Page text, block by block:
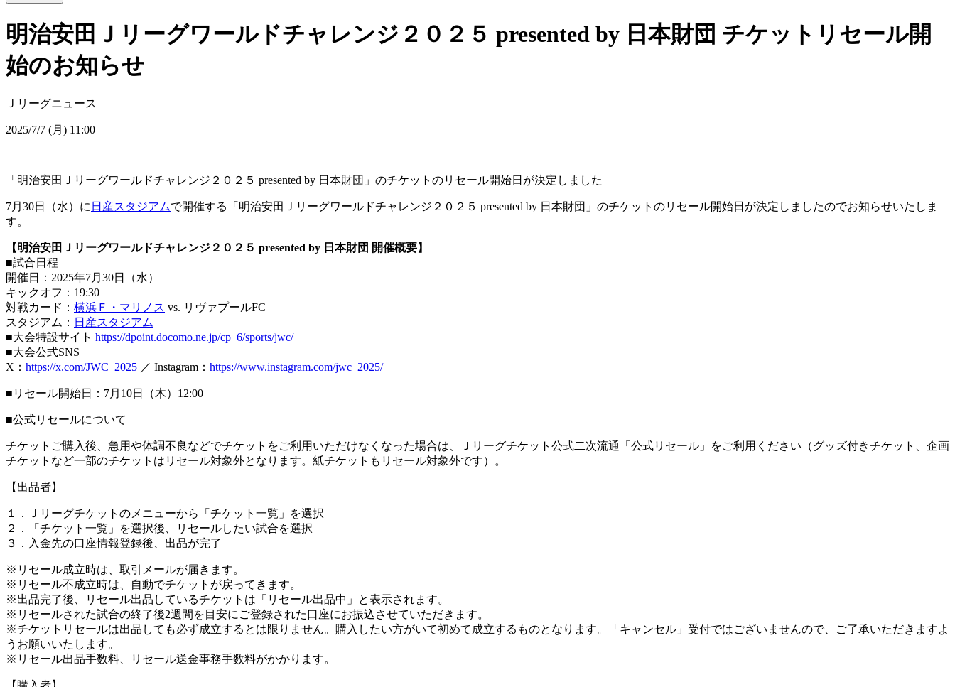
明治安田Ｊリーグワールドチャレンジ２０２５ presented by 日本財団 チケットリセール開
始のお知らせ
Ｊリーグニュース
2025/7/7 (月) 11:00
「明治安田Ｊリーグワールドチャレンジ２０２５ presented by 日本財団」のチケットのリセール開始日が決定しました
7月30日（水）に 日産スタジアムで開催する「明治安田Ｊリーグワールドチャレンジ２０２５ presented by 日本財団」のチケットのリセール開始日が決定しましたのでお知らせいたしま
す。
【明治安田Ｊリーグワールドチャレンジ２０２５ presented by 日本財団 開催概要】
■試合日程
開催日：2025年7月30日（水）
キックオフ：19:30
対戦カード： 横浜Ｆ・マリノス vs. リヴァプールFC
スタジアム： 日産スタジアム
■大会特設サイト https://dpoint.docomo.ne.jp/cp_6/sports/jwc/
■大会公式SNS
X： https://x.com/JWC_2025 ／ Instagram： https://www.instagram.com/jwc_2025/
■リセール開始日：7月10日（木）12:00
■公式リセールについて
チケットご購入後、急用や体調不良などでチケットをご利用いただけなくなった場合は、Ｊリーグチケット公式二次流通「公式リセール」をご利用ください（グッズ付きチケット、企画
チケットなど一部のチケットはリセール対象外となります。紙チケットもリセール対象外です）。
【出品者】
１．Ｊリーグチケットのメニューから「チケット一覧」を選択
２．「チケット一覧」を選択後、リセールしたい試合を選択
３．入金先の口座情報登録後、出品が完了
※リセール成立時は、取引メールが届きます。
※リセール不成立時は、自動でチケットが戻ってきます。
※出品完了後、リセール出品しているチケットは「リセール出品中」と表示されます。
※リセールされた試合の終了後2週間を目安にご登録された口座にお振込させていただきます。
※チケットリセールは出品しても必ず成立するとは限りません。購入したい方がいて初めて成立するものとなります。「キャンセル」受付ではございませんので、ご了承いただきますよ
うお願いいたします。
※リセール出品手数料、リセール送金事務手数料がかかります。